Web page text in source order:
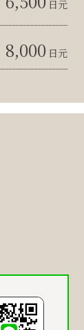
日元
8,000 日元